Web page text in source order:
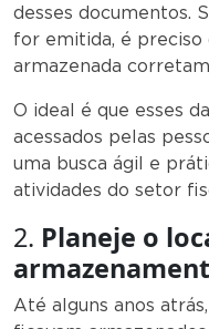
desses documentos.
for emitida, é preciso
armazenada
O ideal é que esses
acessados pelas
uma busca ágil e
atividades do setor
2. Planeje o
Até alguns anos